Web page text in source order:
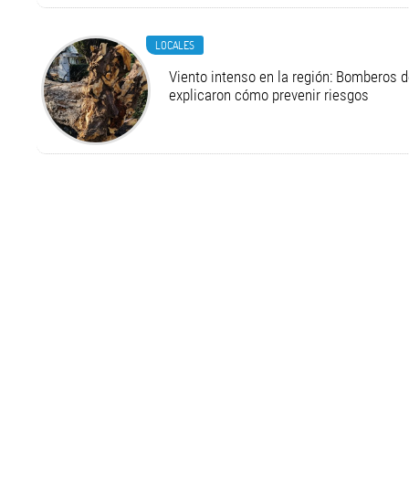
LOCALES
Viento intenso en la región: Bomberos
explicaron cómo prevenir riesgos